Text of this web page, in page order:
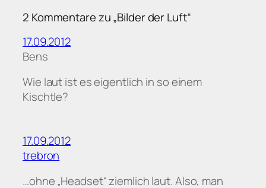
2 Kommentare zu „Bilder der Luft“
17.09.2012
Bens
Wie laut ist es eigentlich in so einem
Kischtle?
17.09.2012
trebron
…ohne „Headset“ ziemlich laut. Also, man